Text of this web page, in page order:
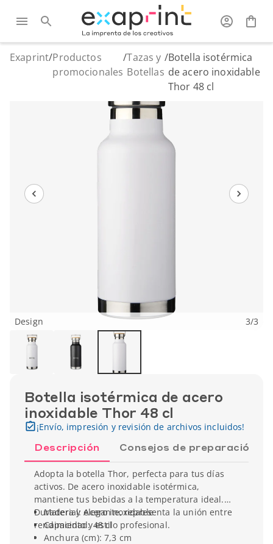
Exaprint/Productos
promocionales
/Tazas y
Botellas
/Botella isotérmica
de acero inoxidable
Thor 48 cl
Design 3/3
Botella isotérmica de acero
inoxidable Thor 48 cl
¡Envío, impresión y revisión de archivos incluidos!
Descripción Consejos de preparación
Adopta la botella Thor, perfecta para tus días
activos. De acero inoxidable isotérmica,
mantiene tus bebidas a la temperatura ideal.
Duradera y elegante, representa la unión entre
rendimiento y estilo profesional.
Material: Acero inoxidable
Capacidad: 48 cl
Anchura (cm): 7,3 cm